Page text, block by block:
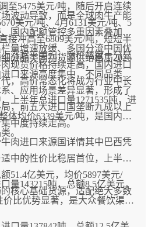
至5475美元/吨，随后开启连续
美元/吨、4月6131美元/吨、5
接冲高至6809美元/吨，短短半
涨超千美元，涨价幅度十分显
波动导致，而是全球肉牛产能
国内配额管控多重因素叠加的
量增速放缓、多国分流中国优
现货价格持续走高，国内进口
，高价常态化将成为行业中长
分品类国别货源供给格局2026
口来源高度集中，不同品类的
、应用场景差异显著，形成了
，前五大进口国垄断九成以上
中度持续走高。
上半年总进口量1271535吨，进
体均价6339美元/吨，是国内进
。
肉进口来源国详情其中巴西凭
中的性价比稳居首位，上半年
51.4亿美元，均价5897美元/
核心基础货源，适配绝大多数
量143215吨，总额8.5亿美元，
价比优势显著，是大众餐饮渠道